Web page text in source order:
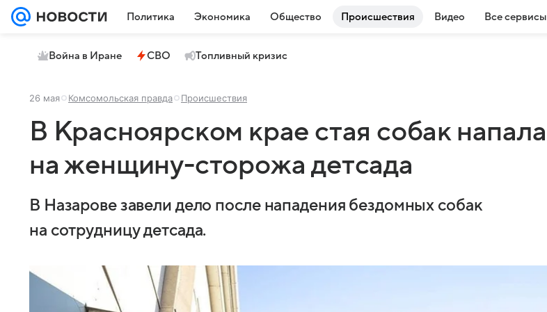
Политика Экономика Общество Происшествия Видео Все сервисы
Война в Иране СВО Топливный кризис
26 мая Комсомольская правда Происшествия
В Красноярском крае стая собак напала
на женщину-сторожа детсада
В Назарове завели дело после нападения бездомных собак
на сотрудницу детсада.